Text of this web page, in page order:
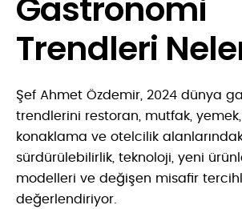
Gastronomi
Trendleri
Şef Ahmet Özdemir, 2024 dünya
trendlerini restoran, mutfak, yemek,
konaklama ve otelcilik
sürdürülebilirlik, teknoloji, yeni
modelleri ve değişen misafir
değerlendiriyor.